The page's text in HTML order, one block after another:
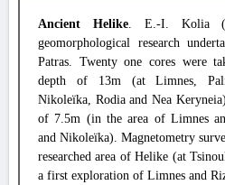
Ancient Helike. E.-I. Kolia
geomorphological research
Patras. Twenty one cores were
depth of 13m (at Limnes,
Nikoleïka, Rodia and Nea
of 7.5m (in the area of Limnes
and Nikoleïka). Magnetometry
researched area of Helike (at
a first exploration of Limnes and